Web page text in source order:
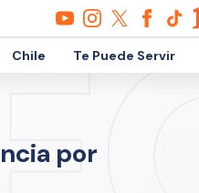
Chile Te Puede Servir
por